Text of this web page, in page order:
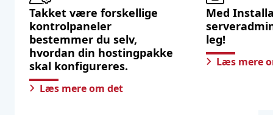
Takket være forskellige
kontrolpaneler
bestemmer du selv,
hvordan din hostingpakke
skal konfigureres.
Læs mere om det
Med
leg!
Læs mere